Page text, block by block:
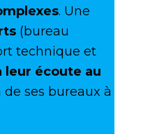
. Une
(bureau
technique et
leur écoute au
de ses bureaux à